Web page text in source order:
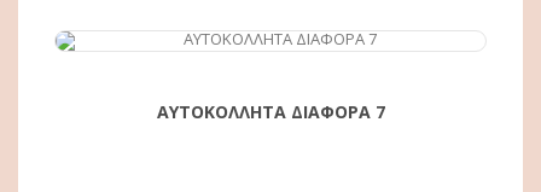
ΑΓΟΡΆ
ΑΥΤΟΚΟΛΛΗΤΑ ΔΙΑΦΟΡΑ 7